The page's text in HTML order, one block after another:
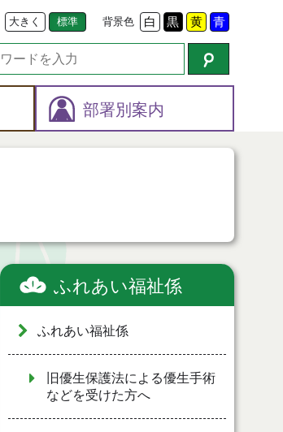
大きく 標準 背景色 白 黒 黄 青
部署別案内
ふれあい福祉係
ふれあい福祉係
旧優生保護法による優生手術
などを受けた方へ